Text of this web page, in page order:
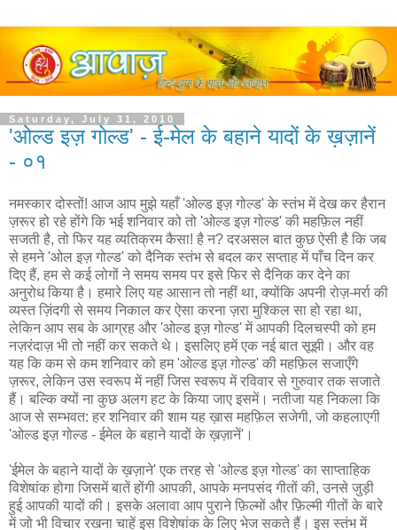
Saturday, July 31, 2010
'ओल्ड इज़ गोल्ड' - ई-मेल के बहाने यादों के ख़ज़ानें
- ०१
नमस्कार दोस्तों! आज आप मुझे यहाँ 'ओल्ड इज़ गोल्ड' के स्तंभ में देख कर हैरान
ज़रूर हो रहे होंगे कि भई शनिवार को तो 'ओल्ड इज़ गोल्ड' की महफ़िल नहीं
सजती है, तो फिर यह व्यतिक्रम कैसा! है न? दरअसल बात कुछ ऐसी है कि जब
से हमने 'ओल इज़ गोल्ड' को दैनिक स्तंभ से बदल कर सप्ताह में पाँच दिन कर
दिए हैं, हम से कई लोगों ने समय समय पर इसे फिर से दैनिक कर देने का
अनुरोध किया है। हमारे लिए यह आसान तो नहीं था, क्योंकि अपनी रोज़-मर्रा की
व्यस्त ज़िंदगी से समय निकाल कर ऐसा करना ज़रा मुश्किल सा हो रहा था,
लेकिन आप सब के आग्रह और 'ओल्ड इज़ गोल्ड' में आपकी दिलचस्पी को हम
नज़रंदाज़ भी तो नहीं कर सकते थे। इसलिए हमें एक नई बात सूझी। और वह
यह कि कम से कम शनिवार को हम 'ओल्ड इज़ गोल्ड' की महफ़िल सजाएँगे
ज़रूर, लेकिन उस स्वरूप में नहीं जिस स्वरूप में रविवार से गुरुवार तक सजाते
हैं। बल्कि क्यों ना कुछ अलग हट के किया जाए इसमें। नतीजा यह निकला कि
आज से सम्भवत: हर शनिवार की शाम यह ख़ास महफ़िल सजेगी, जो कहलाएगी
'ओल्ड इज़ गोल्ड - ईमेल के बहाने यादों के ख़ज़ानें'।
'ईमेल के बहाने यादों के ख़ज़ाने' एक तरह से 'ओल्ड इज़ गोल्ड' का साप्ताहिक
विशेषांक होगा जिसमें बातें होंगी आपकी, आपके मनपसंद गीतों की, उनसे जुड़ी
हुई आपकी यादों की। इसके अलावा आप पुराने फ़िल्मों और फ़िल्मी गीतों के बारे
में जो भी विचार रखना चाहें इस विशेषांक के लिए भेज सकते हैं। इस स्तंभ में